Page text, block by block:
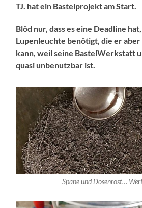
TJ. hat ein Bastelprojekt am Start.
Blöd nur, dass es eine Deadline
Lupenleuchte benötigt, die er
kann, weil seine BastelWerkstatt
quasi unbenutzbar ist.
Späne und Dosenrost…